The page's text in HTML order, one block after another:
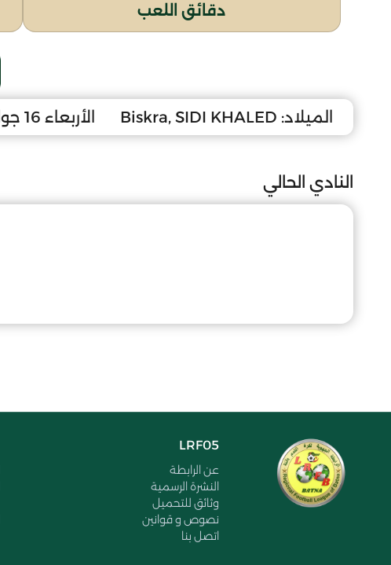
دقائق اللعب
الميلاد: Biskra, SIDI KHALED الأربعاء 16 جوان 2010
النادي الحالي
LRF05
عن الرابطة
النشرة الرسمية
وثائق للتحميل
نصوص و قوانين
اتصل بنا